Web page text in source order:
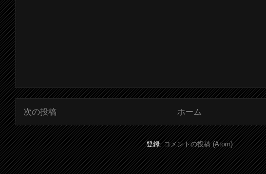
次の投稿 ホーム
登録:コメントの投稿 (Atom)